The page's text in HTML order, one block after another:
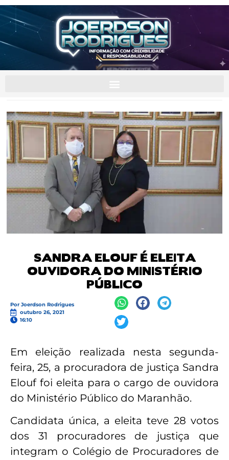
SANDRA ELOUF É ELEITA
OUVIDORA DO MINISTÉRIO
PÚBLICO
Por Joerdson Rodrigues
outubro 26, 2021
16:10
Em eleição realizada nesta segunda-
feira, 25, a procuradora de justiça Sandra
Elouf foi eleita para o cargo de ouvidora
do Ministério Público do Maranhão.
Candidata única, a eleita teve 28 votos
dos 31 procuradores de justiça que
integram o Colégio de Procuradores de